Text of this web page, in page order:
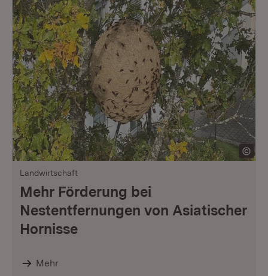
Landwirtschaft
Mehr Förderung bei
Nestentfernungen von Asiatischer
Hornisse
Mehr